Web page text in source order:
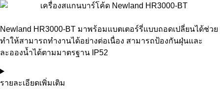
Newland HR3000-BT มาพร้อมแบตเตอร์รี่แบบถอดเปลี่ยนได้ช่วย
ทำให้สามารถทำงานได้อย่างต่อเนื่อง สามารถป้องกันฝุ่นและ
ละอองน้ำได้ตามมาตรฐาน IP52
รายละเอียดเพิ่มเติม